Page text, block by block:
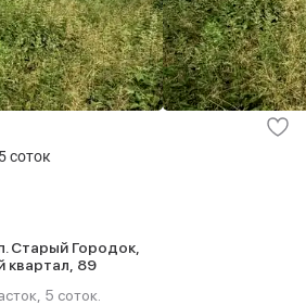
соток
Старый Городок,
квартал, 89
5 соток.